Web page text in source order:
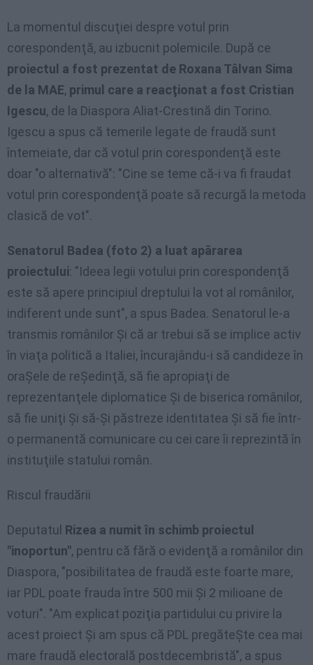
La momentul discuţiei despre votul prin
corespondenţă, au izbucnit polemicile. După ce
proiectul a fost prezentat de Roxana Tâlvan Sima
de la MAE, primul care a reacţionat a fost Cristian
Igescu, de la Diaspora Aliat-Crestină din Torino.
Igescu a spus că temerile legate de fraudă sunt
întemeiate, dar că votul prin corespondenţă este
doar "o alternativă": "Cine se teme că-i va fi fraudat
votul prin corespondenţă poate să recurgă la metoda
clasică de vot".
Senatorul Badea (foto 2) a luat apărarea
proiectului: "Ideea legii votului prin corespondenţă
este să apere principiul dreptului la vot al românilor,
indiferent unde sunt", a spus Badea. Senatorul le-a
transmis românilor Şi că ar trebui să se implice activ
în viaţa politică a Italiei, încurajându-i să candideze în
oraŞele de reŞedinţă, să fie apropiaţi de
reprezentanţele diplomatice Şi de biserica românilor,
să fie uniţi Şi să-Şi păstreze identitatea Şi să fie într-
o permanentă comunicare cu cei care îi reprezintă în
instituţiile statului român.
Riscul fraudării
Deputatul Rizea a numit în schimb proiectul
"inoportun", pentru că fără o evidenţă a românilor din
Diaspora, "posibilitatea de fraudă este foarte mare,
iar PDL poate frauda între 500 mii Şi 2 milioane de
voturi". "Am explicat poziţia partidului cu privire la
acest proiect Şi am spus că PDL pregăteŞte cea mai
mare fraudă electorală postdecembristă", a spus